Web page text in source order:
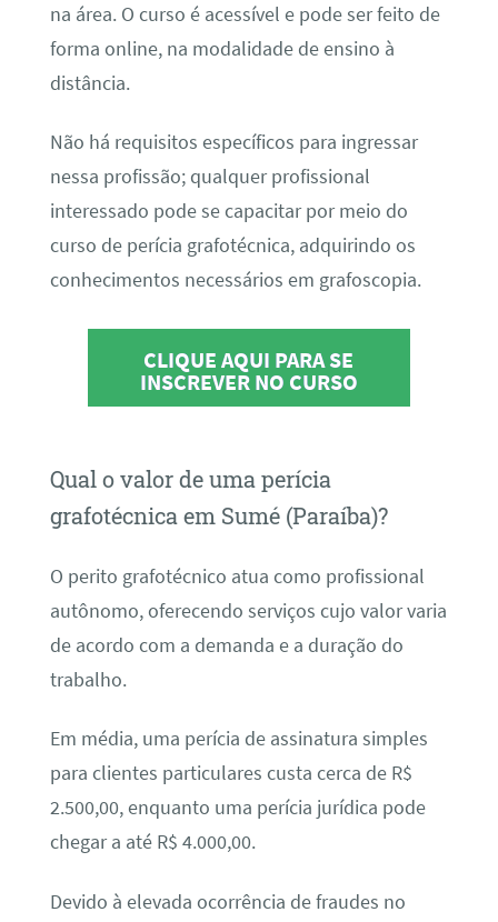
na área. O curso é acessível e pode ser feito de
forma online, na modalidade de ensino à
distância.
Não há requisitos específicos para ingressar
nessa profissão; qualquer profissional
interessado pode se capacitar por meio do
curso de perícia grafotécnica, adquirindo os
conhecimentos necessários em grafoscopia.
CLIQUE AQUI PARA SE
INSCREVER NO CURSO
Qual o valor de uma perícia
grafotécnica em Sumé (Paraíba)?
O perito grafotécnico atua como profissional
autônomo, oferecendo serviços cujo valor varia
de acordo com a demanda e a duração do
trabalho.
Em média, uma perícia de assinatura simples
para clientes particulares custa cerca de R$
2.500,00, enquanto uma perícia jurídica pode
chegar a até R$ 4.000,00.
Devido à elevada ocorrência de fraudes no